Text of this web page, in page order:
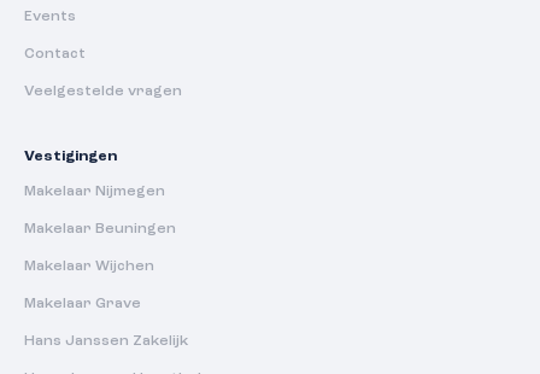
Events
Contact
Veelgestelde vragen
Vestigingen
Makelaar Nijmegen
Makelaar Beuningen
Makelaar Wijchen
Makelaar Grave
Hans Janssen Zakelijk